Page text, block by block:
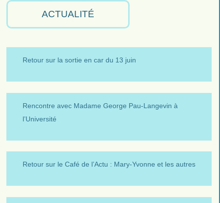
ACTUALITÉ
Retour sur la sortie en car du 13 juin
Rencontre avec Madame George Pau-Langevin à
l’Université
Retour sur le Café de l’Actu : Mary-Yvonne et les autres